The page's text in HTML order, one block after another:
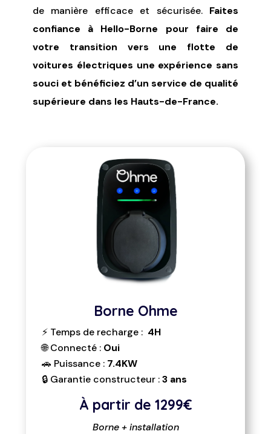
de manière efficace et sécurisée. Faites
confiance à Hello-Borne pour faire de
votre transition vers une flotte de
voitures électriques une expérience sans
souci et bénéficiez d’un service de qualité
supérieure dans les Hauts-de-France.
Borne Ohme
⚡ Temps de recharge : 4H
🌐 Connecté : Oui
🚗 Puissance : 7.4KW
🔒 Garantie constructeur :3 ans
À partir de 1299€
Borne + installation